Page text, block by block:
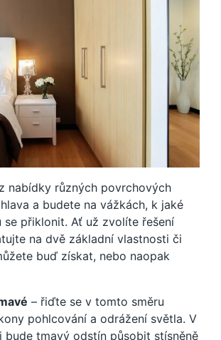
nabídky různých povrchových
a budete na vážkách, k jaké
se přiklonit. Ať už zvolíte řešení
na dvě základní vlastnosti či
buď získat, nebo naopak
– řiďte se v tomto směru
pohlcování a odrážení světla. V
bude tmavý odstín působit stísněně